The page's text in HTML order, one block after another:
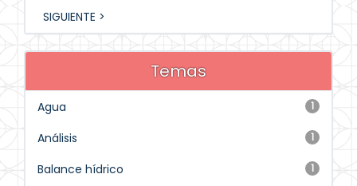
SIGUIENTE >
Temas
1
Agua
1
Análisis
1
Balance hídrico